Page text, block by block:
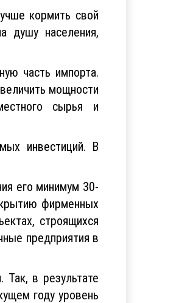
кормить свой
душу населения,
часть импорта.
мощности
сырья и
инвестиций. В
его минимум 30-
фирменных
строящихся
предприятия в
в результате
году уровень